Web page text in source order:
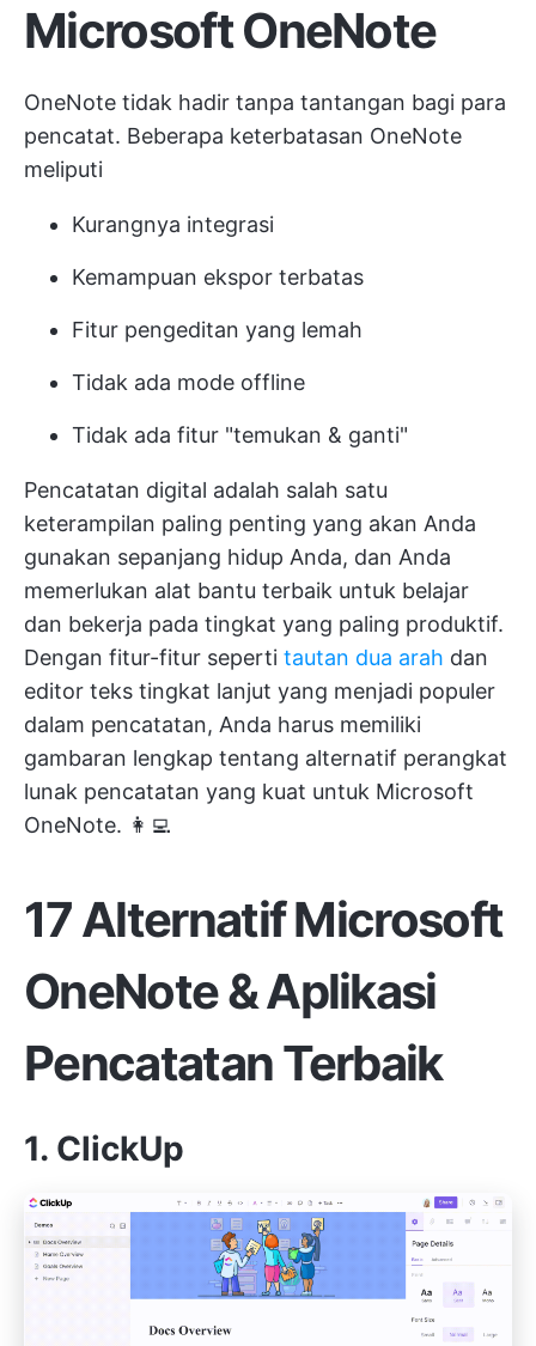
Microsoft OneNote
OneNote tidak hadir tanpa tantangan bagi para
pencatat. Beberapa keterbatasan OneNote
meliputi
Kurangnya integrasi
Kemampuan ekspor terbatas
Fitur pengeditan yang lemah
Tidak ada mode offline
Tidak ada fitur "temukan & ganti"
Pencatatan digital adalah salah satu
keterampilan paling penting yang akan Anda
gunakan sepanjang hidup Anda, dan Anda
memerlukan alat bantu terbaik untuk belajar
dan bekerja pada tingkat yang paling produktif.
Dengan fitur-fitur seperti tautan dua arah dan
editor teks tingkat lanjut yang menjadi populer
dalam pencatatan, Anda harus memiliki
gambaran lengkap tentang alternatif perangkat
lunak pencatatan yang kuat untuk Microsoft
OneNote. 👩‍💻
17 Alternatif Microsoft
OneNote & Aplikasi
Pencatatan Terbaik
1. ClickUp